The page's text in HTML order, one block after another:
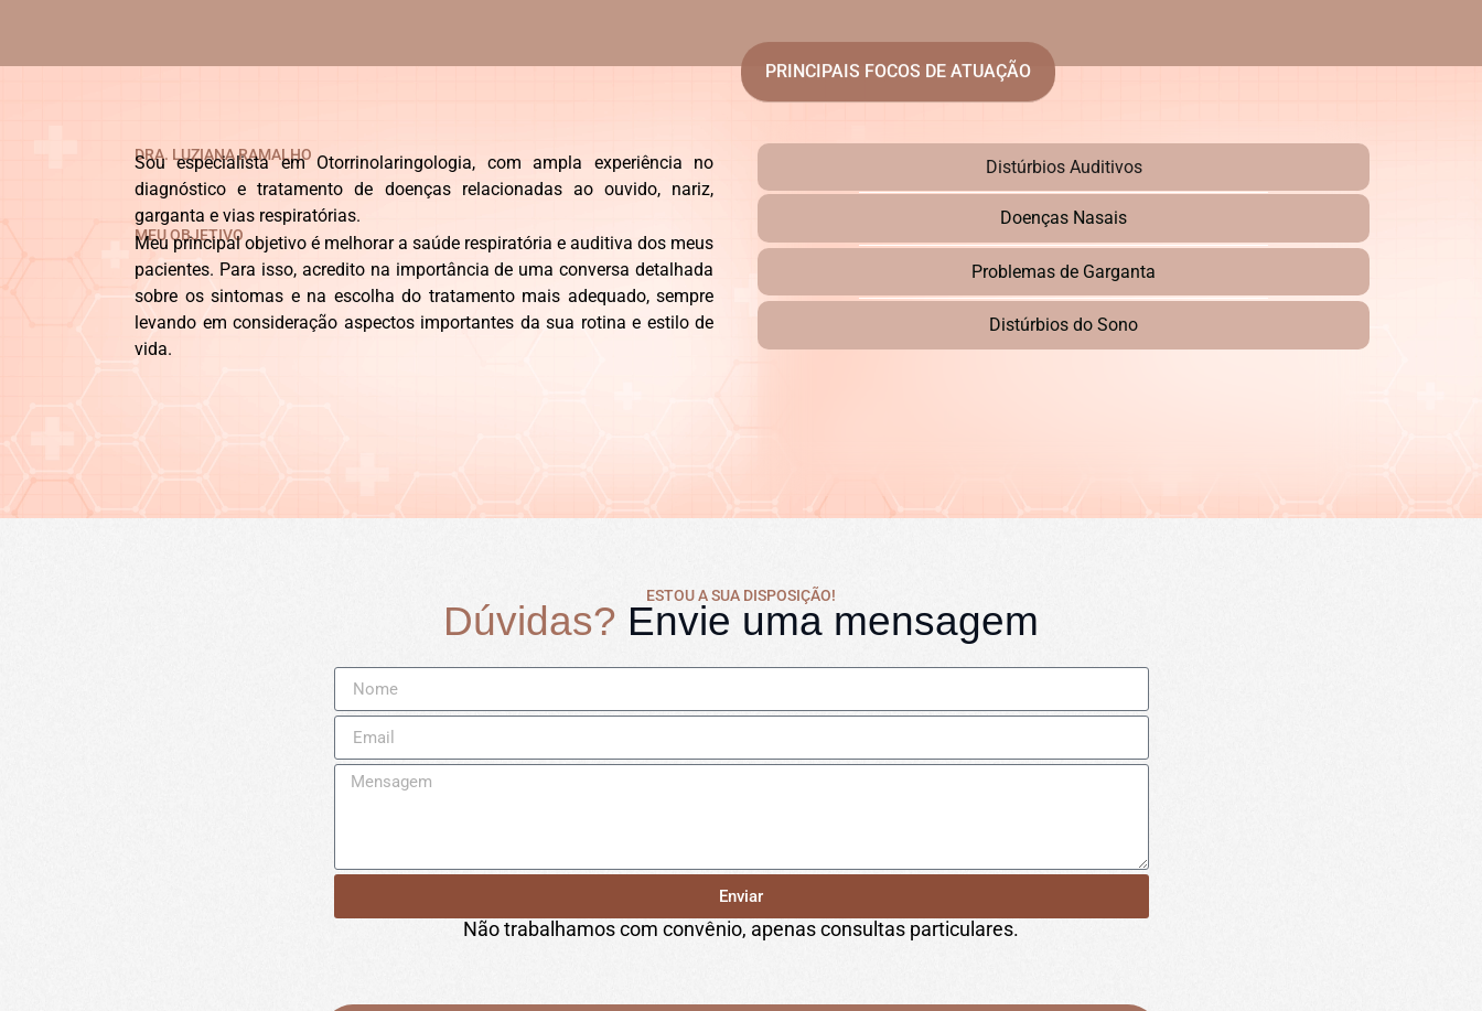
PRINCIPAIS FOCOS DE ATUAÇÃO
DRA. LUZIANA RAMALHO
Sou especialista em Otorrinolaringologia, com ampla experiência no
diagnóstico e tratamento de doenças relacionadas ao ouvido, nariz,
garganta e vias respiratórias.
MEU OBJETIVO
Meu principal objetivo é melhorar a saúde respiratória e auditiva dos meus
pacientes. Para isso, acredito na importância de uma conversa detalhada
sobre os sintomas e na escolha do tratamento mais adequado, sempre
levando em consideração aspectos importantes da sua rotina e estilo de
vida.
Distúrbios Auditivos
Doenças Nasais
Problemas de Garganta
Distúrbios do Sono
ESTOU A SUA DISPOSIÇÃO!
Dúvidas? Envie uma mensagem
Enviar
Não trabalhamos com convênio, apenas consultas particulares.